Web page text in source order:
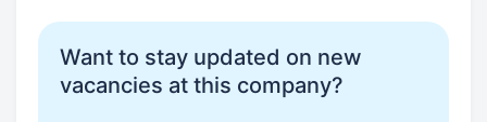
Want to stay updated on new
vacancies at this company?